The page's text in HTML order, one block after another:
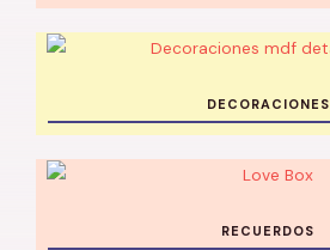
DECORACIONES
RECUERDOS